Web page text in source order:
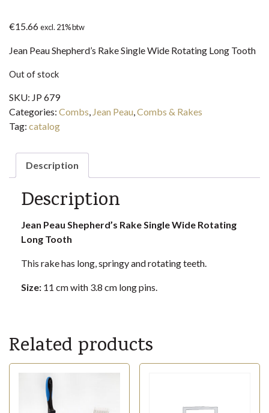
€15.66excl. 21% btw
Jean Peau Shepherd’s Rake Single Wide Rotating Long Tooth
Out of stock
SKU: JP 679
Categories: Combs, Jean Peau,Combs & Rakes
Tag: catalog
Description
Description
Jean Peau Shepherd’s Rake Single Wide Rotating
Long Tooth
This rake has long, springy and rotating teeth.
Size: 11 cm with 3.8 cm long pins.
Related products